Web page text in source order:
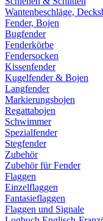
Wantenbeschläge,
Fender, Bojen
Bugfender
Fenderkörbe
Fendersocken
Kissenfender
Kugelfender & Bojen
Langfender
Markierungsbojen
Regattabojen
Schwimmer
Spezialfender
Stegfender
Zubehör
Zubehör für Fender
Flaggen
Einzelflaggen
Fantasieflaggen
Flaggen und Signale